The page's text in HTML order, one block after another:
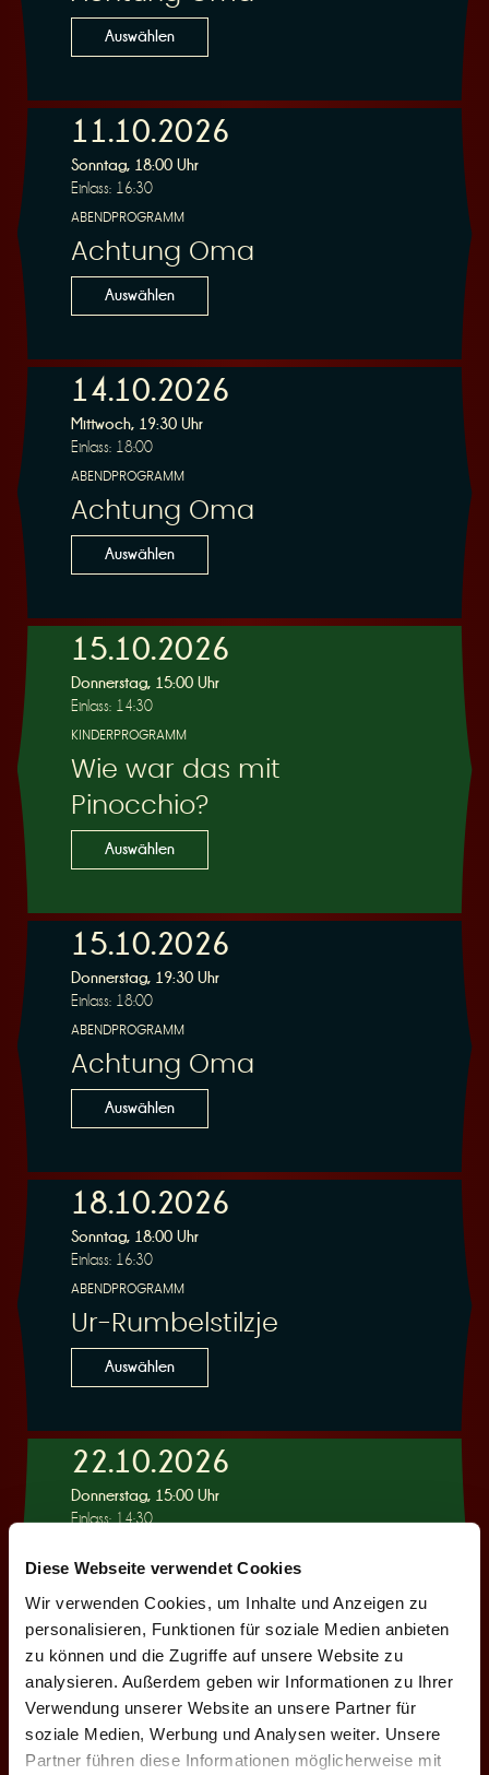
Diese Webseite verwendet Cookies
Wir verwenden Cookies, um Inhalte und Anzeigen zu
personalisieren, Funktionen für soziale Medien anbieten
zu können und die Zugriffe auf unsere Website zu
analysieren. Außerdem geben wir Informationen zu Ihrer
Verwendung unserer Website an unsere Partner für
soziale Medien, Werbung und Analysen weiter. Unsere
Partner führen diese Informationen möglicherweise mit
n
g
Auswählen
11.10.2026
Sonntag, 18:00 Uhr
Einlass: 16:30
ABENDPROGRAMM
Achtung Oma
Auswählen
14.10.2026
Mittwoch, 19:30 Uhr
Einlass: 18:00
ABENDPROGRAMM
Achtung Oma
Auswählen
15.10.2026
Donnerstag, 15:00 Uhr
Einlass: 14:30
KINDERPROGRAMM
Wie war das mit
Pinocchio?
Auswählen
15.10.2026
Donnerstag, 19:30 Uhr
Einlass: 18:00
ABENDPROGRAMM
Achtung Oma
Auswählen
18.10.2026
Sonntag, 18:00 Uhr
Einlass: 16:30
ABENDPROGRAMM
Ur-Rumbelstilzje
Auswählen
22.10.2026
Donnerstag, 15:00 Uhr
Einlass: 14:30
Wie war das mit
Pinocchio?
Auswählen
22.10.2026